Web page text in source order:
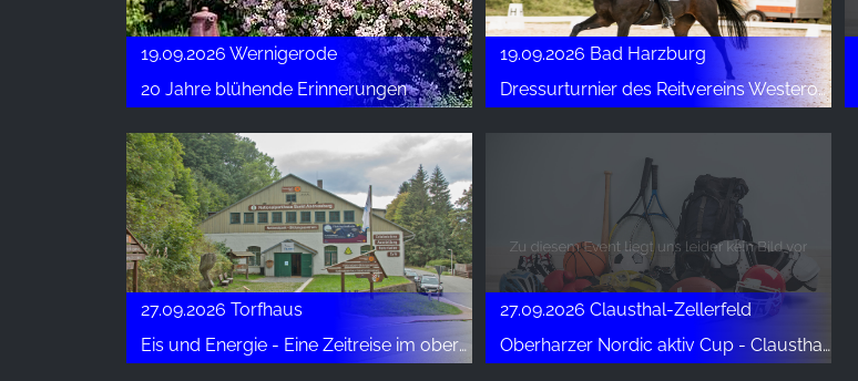
19.09.2026 Wernigerode
20 Jahre blühende Erinnerungen
19.09.2026 Bad Harzburg
Dressurturnier des Reitvereins Westerode
27.09.2026 Torfhaus
Eis und Energie - Eine Zeitreise im oberen Kellwassertal
27.09.2026 Clausthal-Zellerfeld
Oberharzer Nordic aktiv Cup - Clausthal-Zellerfeld